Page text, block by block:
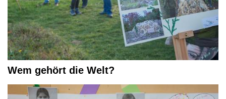
Wem gehört die Welt?